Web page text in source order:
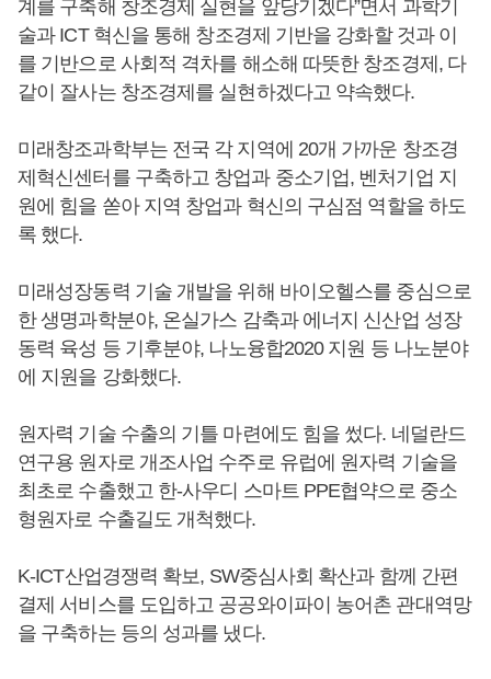
계를 구축해 창조경제 실현을 앞당기겠다”면서 과학기
술과 ICT 혁신을 통해 창조경제 기반을 강화할 것과 이
를 기반으로 사회적 격차를 해소해 따뜻한 창조경제, 다
같이 잘사는 창조경제를 실현하겠다고 약속했다.
미래창조과학부는 전국 각 지역에 20개 가까운 창조경
제혁신센터를 구축하고 창업과 중소기업, 벤처기업 지
원에 힘을 쏟아 지역 창업과 혁신의 구심점 역할을 하도
록 했다.
미래성장동력 기술 개발을 위해 바이오헬스를 중심으로
한 생명과학분야, 온실가스 감축과 에너지 신산업 성장
동력 육성 등 기후분야, 나노융합2020 지원 등 나노분야
에 지원을 강화했다.
원자력 기술 수출의 기틀 마련에도 힘을 썼다. 네덜란드
연구용 원자로 개조사업 수주로 유럽에 원자력 기술을
최초로 수출했고 한-사우디 스마트 PPE협약으로 중소
형원자로 수출길도 개척했다.
K-ICT산업경쟁력 확보, SW중심사회 확산과 함께 간편
결제 서비스를 도입하고 공공와이파이 농어촌 관대역망
을 구축하는 등의 성과를 냈다.